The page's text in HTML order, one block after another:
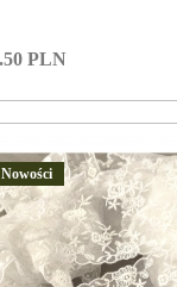
PLN
Nowości